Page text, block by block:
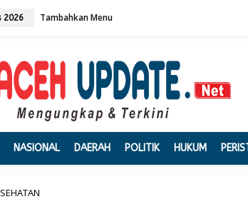
2026 Tambahkan Menu
NASIONAL DAERAH POLITIK HUKUM